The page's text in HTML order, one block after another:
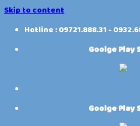
Skip to content
Hotline : 09721.888.31 -
Goolge Play
Goolge Play